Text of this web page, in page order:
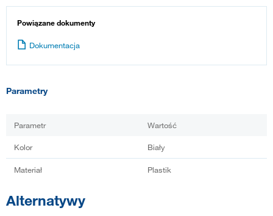
Powiązane dokumenty
Dokumentacja
Parametry
Parametr Wartość
Kolor Biały
Materiał Plastik
Alternatywy